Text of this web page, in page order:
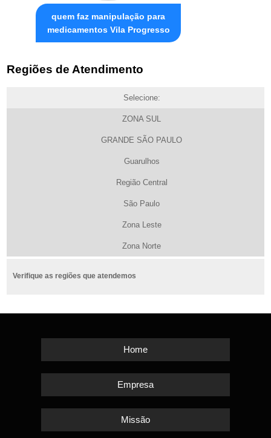
quem faz manipulação para
medicamentos Vila Progresso
Regiões de Atendimento
Selecione:
ZONA SUL
GRANDE SÃO PAULO
Guarulhos
Região Central
São Paulo
Zona Leste
Zona Norte
Verifique as regiões que atendemos
Home
Empresa
Missão